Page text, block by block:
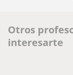
Otros
interesarte